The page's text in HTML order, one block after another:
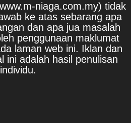
niaga.com.my) tidak
ke atas sebarang apa
dan apa jua masalah
penggunaan maklumat
laman web ini. Iklan dan
ini adalah hasil penulisan
individu.